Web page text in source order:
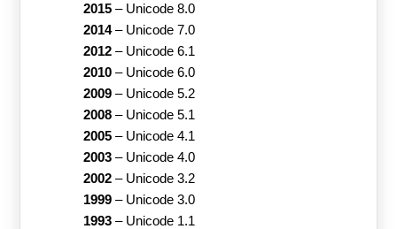
2015– Unicode 8.0
2014– Unicode 7.0
2012– Unicode 6.1
2010– Unicode 6.0
2009– Unicode 5.2
2008– Unicode 5.1
2005– Unicode 4.1
2003– Unicode 4.0
2002– Unicode 3.2
1999– Unicode 3.0
1993– Unicode 1.1